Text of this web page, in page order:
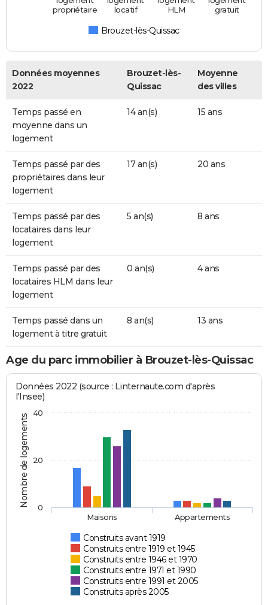
Brouzet-lès-Quissac
propriétaire
locatif
HLM
gratuit
Données moyennes
2022
Brouzet-lès-
Quissac
Moyenne
des villes
Temps passé en
moyenne dans un
logement
14 an(s) 15 ans
Temps passé par des
propriétaires dans leur
logement
17 an(s) 20 ans
Temps passé par des
locataires dans leur
logement
5 an(s) 8 ans
Temps passé par des
locataires HLM dans leur
logement
0 an(s) 4 ans
Temps passé dans un
logement à titre gratuit
8 an(s) 13 ans
Age du parc immobilier à Brouzet-lès-Quissac
Nombre de logements
Données 2022 (source : Linternaute.com d'après
l'Insee)
Construits avant 1919
Construits entre 1919 et 1945
Construits entre 1946 et 1970
Construits entre 1971 et 1990
Construits entre 1991 et 2005
Construits après 2005
Maisons Appartements
0
20
40